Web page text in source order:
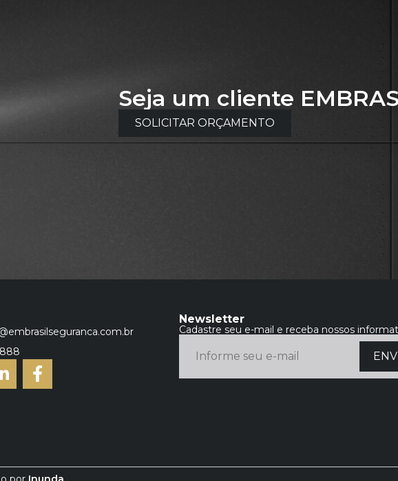
Seja um cliente
SOLICITAR ORÇAMENTO
Newsletter
Cadastre seu e-mail e receba nossos